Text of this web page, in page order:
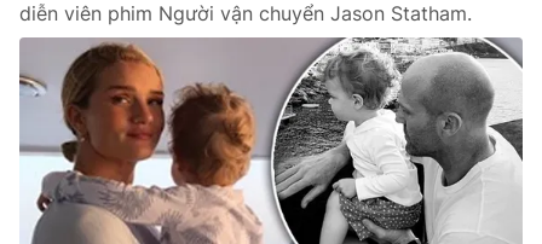
Hậu trường
Nhân vật
Khán giả
Giải sao mai
Điện ảnh
Âm nhạc
Đời sống
Du lịch
Làm đẹp
Chất lượng cuộc sống
Giáo dục
Tuyển sinh
Học trực tuyến
Công nghệ
diễn viên phim Người vận chuyển Jason Statham.